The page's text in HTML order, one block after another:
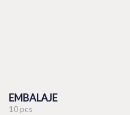
EMBALAJE
10 pcs